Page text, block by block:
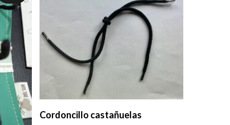
Añadir Al Carrito
Cordoncillo castañuelas